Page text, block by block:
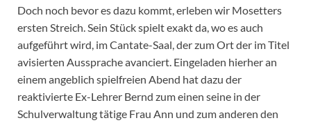
Doch noch bevor es dazu kommt, erleben wir Mosetters
ersten Streich. Sein Stück spielt exakt da, wo es auch
aufgeführt wird, im Cantate-Saal, der zum Ort der im Titel
avisierten Aussprache avanciert. Eingeladen hierher an
einem angeblich spielfreien Abend hat dazu der
reaktivierte Ex-Lehrer Bernd zum einen seine in der
Schulverwaltung tätige Frau Ann und zum anderen den